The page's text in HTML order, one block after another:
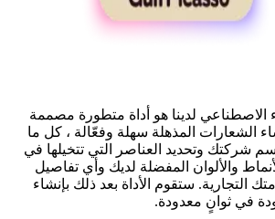
الاصطناعي لدينا هو أداة متطورة مصممة
الشعارات المذهلة سهلة وفعّالة ، كل ما
شركتك وتحديد العناصر التي تتخيلها في
والألوان المفضلة لديك وأي تفاصيل
التجارية. ستقوم الأداة بعد ذلك بإنشاء
في ثوانٍ معدودة.